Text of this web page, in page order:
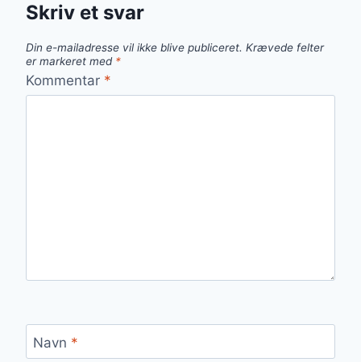
Skriv et svar
Din e-mailadresse vil ikke blive publiceret. Krævede felter
er markeret med *
Kommentar *
Navn *